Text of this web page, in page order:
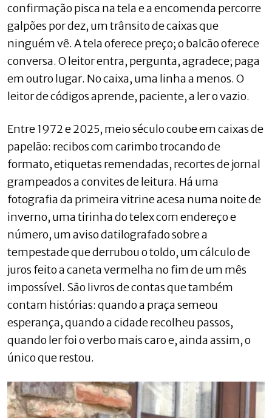
confirmação pisca na tela e a encomenda percorre
galpões por dez, um trânsito de caixas que
ninguém vê. A tela oferece preço; o balcão oferece
conversa. O leitor entra, pergunta, agradece; paga
em outro lugar. No caixa, uma linha a menos. O
leitor de códigos aprende, paciente, a ler o vazio.
Entre 1972 e 2025, meio século coube em caixas de
papelão: recibos com carimbo trocando de
formato, etiquetas remendadas, recortes de jornal
grampeados a convites de leitura. Há uma
fotografia da primeira vitrine acesa numa noite de
inverno, uma tirinha do telex com endereço e
número, um aviso datilografado sobre a
tempestade que derrubou o toldo, um cálculo de
juros feito a caneta vermelha no fim de um mês
impossível. São livros de contas que também
contam histórias: quando a praça semeou
esperança, quando a cidade recolheu passos,
quando ler foi o verbo mais caro e, ainda assim, o
único que restou.